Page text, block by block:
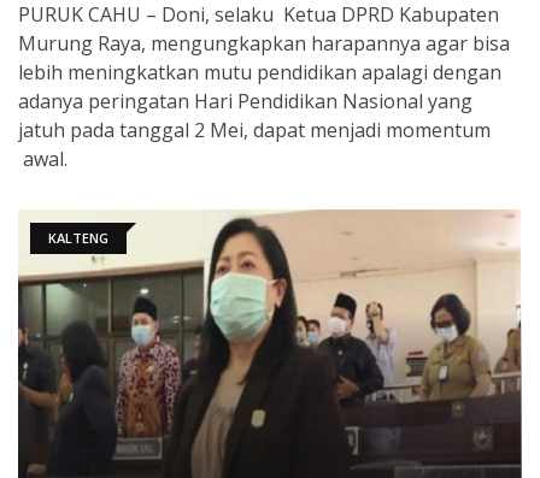
PURUK CAHU – Doni, selaku Ketua DPRD Kabupaten
Murung Raya, mengungkapkan harapannya agar bisa
lebih meningkatkan mutu pendidikan apalagi dengan
adanya peringatan Hari Pendidikan Nasional yang
jatuh pada tanggal 2 Mei, dapat menjadi momentum
awal.
KALTENG